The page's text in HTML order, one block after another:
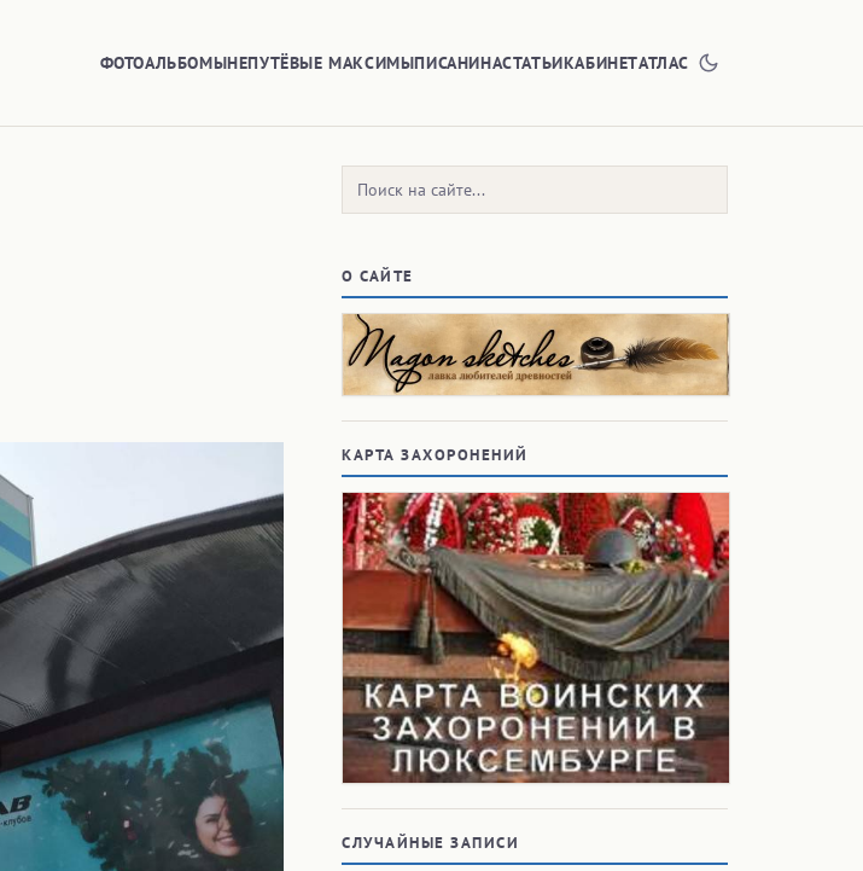
ФОТОАЛЬБОМЫНЕПУТЁВЫЕ МАКСИМЫПИСАНИНАСТАТЬИКАБИНЕТАТЛАС
Поиск:
О САЙТЕ
КАРТА ЗАХОРОНЕНИЙ
СЛУЧАЙНЫЕ ЗАПИСИ